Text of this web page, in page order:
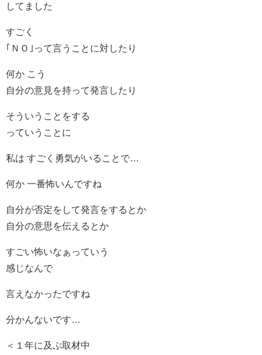
してました
すごく
｢ＮＯ｣って言うことに対したり
何か こう
自分の意見を持って発言したり
そういうことをする
っていうことに
私は すごく勇気がいることで…
何か 一番怖いんですね
自分が否定をして発言をするとか
自分の意思を伝えるとか
すごい怖いなぁっていう
感じなんで
言えなかったですね
分かんないです…
＜１年に及ぶ取材中